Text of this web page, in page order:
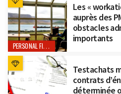
PERSONAL FINANCE
Les «
auprès des
obstacles
importants
Testachats
contrats
déterminée